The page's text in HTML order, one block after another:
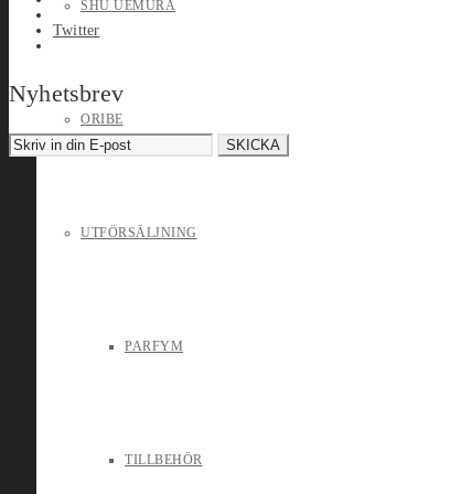
SHU UEMURA
ORIBE
UTFÖRSÄLJNING
PARFYM
TILLBEHÖR
Twitter
Nyhetsbrev